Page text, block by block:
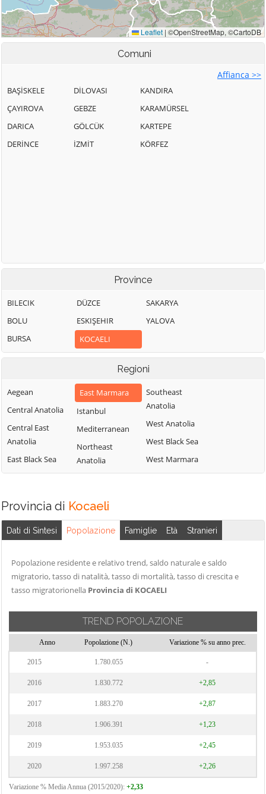
Comuni
Affianca >>
BAŞİSKELE
ÇAYIROVA
DARICA
DERİNCE
DİLOVASI
GEBZE
GÖLCÜK
İZMİT
KANDIRA
KARAMÜRSEL
KARTEPE
KÖRFEZ
Province
BILECIK
BOLU
BURSA
DÜZCE
ESKIŞEHIR
KOCAELI
SAKARYA
YALOVA
Regioni
Aegean
Central Anatolia
Central East
Anatolia
East Black Sea
East Marmara
Istanbul
Mediterranean
Northeast
Anatolia
Southeast
Anatolia
West Anatolia
West Black Sea
West Marmara
Provincia di Kocaeli
Dati di Sintesi Popolazione Famiglie Età Stranieri
Popolazione residente e relativo trend, saldo naturale e saldo
migratorio, tasso di natalità, tasso di mortalità, tasso di crescita e
tasso migratorionella Provincia di KOCAELI
TREND POPOLAZIONE
Anno Popolazione (N.) Variazione % su anno prec.
2015 1.780.055 -
2016 1.830.772 +2,85
2017 1.883.270 +2,87
2018 1.906.391 +1,23
2019 1.953.035 +2,45
2020 1.997.258 +2,26
Variazione % Media Annua (2015/2020): +2,33